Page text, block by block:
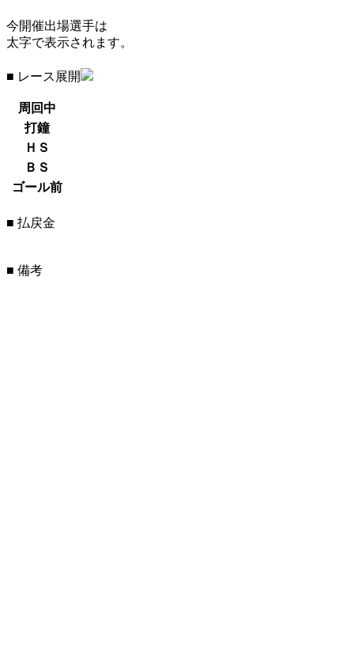
今開催出場選手は
太字で表示されます。
■ レース展開
周回中
打鐘
ＨＳ
ＢＳ
ゴール前
■ 払戻金
■ 備考